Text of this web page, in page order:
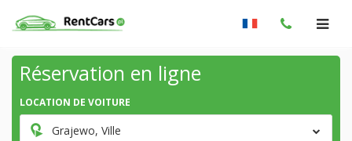
Réservation en ligne
LOCATION DE VOITURE
Grajewo, Ville